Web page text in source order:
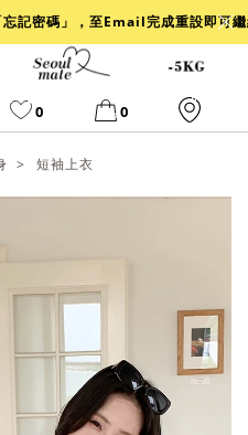
記密碼」，至Email完成重設即可
0 0
牛仔
短袖上衣